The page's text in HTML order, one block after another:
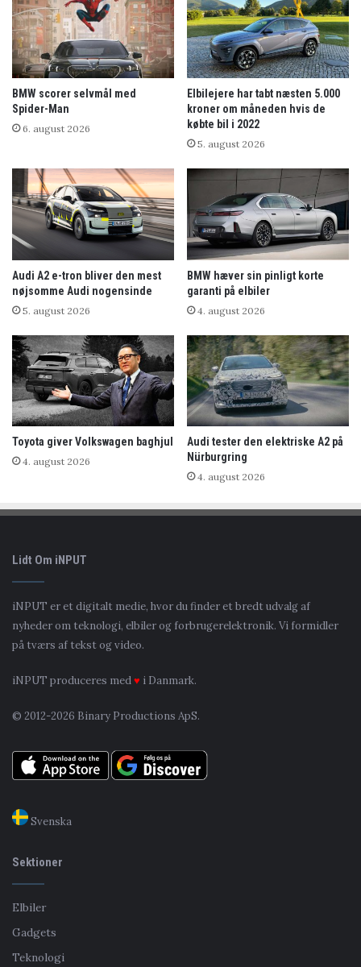
BMW scorer selvmål med
Spider-Man
6. august 2026
Elbilejere har tabt næsten 5.000
kroner om måneden hvis de
købte bil i 2022
5. august 2026
Audi A2 e-tron bliver den mest
nøjsomme Audi nogensinde
5. august 2026
BMW hæver sin pinligt korte
garanti på elbiler
4. august 2026
Toyota giver Volkswagen baghjul
4. august 2026
Audi tester den elektriske A2 på
Nürburgring
4. august 2026
Lidt Om iNPUT
iNPUT er et digitalt medie, hvor du finder et bredt udvalg af
nyheder om teknologi, elbiler og forbrugerelektronik. Vi formidler
på tværs af tekst og video.
iNPUT produceres med♥ i Danmark.
© 2012-2026 Binary Productions ApS.
Svenska
Sektioner
Elbiler
Gadgets
Teknologi